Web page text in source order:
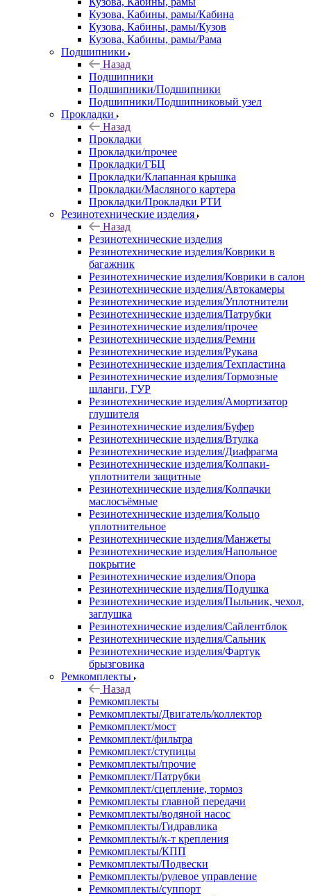
Кузова, Кабины, рамы/Кабина
Кузова, Кабины, рамы/Кузов
Кузова, Кабины, рамы/Рама
Подшипники
Назад
Подшипники
Подшипники/Подшипники
Подшипники/Подшипниковый узел
Прокладки
Назад
Прокладки
Прокладки/прочее
Прокладки/ГБЦ
Прокладки/Клапанная крышка
Прокладки/Масляного картера
Прокладки/Прокладки РТИ
Резинотехнические изделия
Назад
Резинотехнические изделия
Резинотехнические изделия/Коврики в
багажник
Резинотехнические изделия/Коврики в салон
Резинотехнические изделия/Автокамеры
Резинотехнические изделия/Уплотнители
Резинотехнические изделия/Патрубки
Резинотехнические изделия/прочее
Резинотехнические изделия/Ремни
Резинотехнические изделия/Рукава
Резинотехнические изделия/Техпластина
Резинотехнические изделия/Тормозные
шланги, ГУР
Резинотехнические изделия/Амортизатор
глушителя
Резинотехнические изделия/Буфер
Резинотехнические изделия/Втулка
Резинотехнические изделия/Диафрагма
Резинотехнические изделия/Колпаки-
уплотнители защитные
Резинотехнические изделия/Колпачки
маслосъёмные
Резинотехнические изделия/Кольцо
уплотнительное
Резинотехнические изделия/Манжеты
Резинотехнические изделия/Напольное
покрытие
Резинотехнические изделия/Опора
Резинотехнические изделия/Подушка
Резинотехнические изделия/Пыльник, чехол,
заглушка
Резинотехнические изделия/Сайлентблок
Резинотехнические изделия/Сальник
Резинотехнические изделия/Фартук
брызговика
Ремкомплекты
Назад
Ремкомплекты
Ремкомплекты/Двигатель/коллектор
Ремкомплект/мост
Ремкомплект/фильтра
Ремкомплект/ступицы
Ремкомплекты/прочие
Ремкомплект/Патрубки
Ремкомплект/сцепление, тормоз
Ремкомплекты главной передачи
Ремкомплекты/водяной насос
Ремкомплекты/Гидравлика
Ремкомплекты/к-т крепления
Ремкомплекты/КПП
Ремкомплекты/Подвески
Ремкомплекты/рулевое управление
Ремкомплекты/суппорт